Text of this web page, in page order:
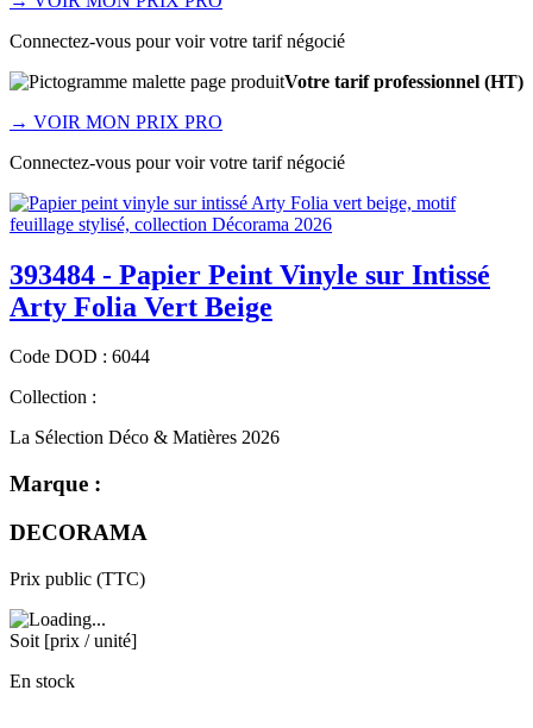
Connectez-vous pour voir votre tarif négocié
Votre tarif professionnel (HT)
→ VOIR MON PRIX PRO
Connectez-vous pour voir votre tarif négocié
393484 - Papier Peint Vinyle sur Intissé
Arty Folia Vert Beige
Code DOD : 6044
Collection :
La Sélection Déco & Matières 2026
Marque :
DECORAMA
Prix public (TTC)
Soit [prix / unité]
En stock